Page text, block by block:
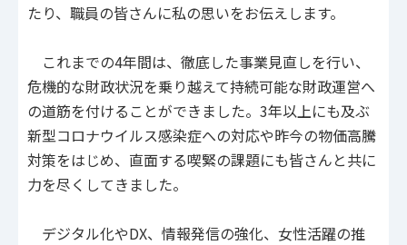
たり、職員の皆さんに私の思いをお伝えします。
これまでの4年間は、徹底した事業見直しを行い、
危機的な財政状況を乗り越えて持続可能な財政運営へ
の道筋を付けることができました。3年以上にも及ぶ
新型コロナウイルス感染症への対応や昨今の物価高騰
対策をはじめ、直面する喫緊の課題にも皆さんと共に
力を尽くしてきました。
デジタル化やDX、情報発信の強化、女性活躍の推